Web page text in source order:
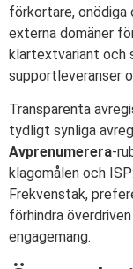
förkortare, onödiga
externa domäner
klartextvariant och
supportleveranser
Transparenta
tydligt synliga
Avprenumerera-
klagomålen och
Frekvenstak,
förhindra
engagemang.